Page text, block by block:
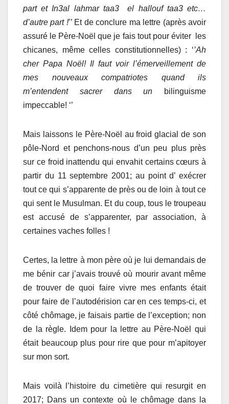
part et In3al lahmar taa3 el hallouf taa3 etc…
d’autre part !’’ Et de conclure ma lettre (après avoir
assuré le Père-Noël que je fais tout pour éviter les
chicanes, même celles constitutionnelles) : ‘’Ah
cher Papa Noël! Il faut voir l’émerveillement de
mes nouveaux compatriotes quand ils
m’entendent sacrer dans un
bilinguisme
impeccable! ‘’
Mais laissons le Père-Noël au froid glacial de son
pôle-Nord et penchons-nous d’un peu plus près
sur ce froid inattendu qui envahit certains cœurs à
partir du 11 septembre 2001; au point d’ exécrer
tout ce qui s’apparente de près ou de loin à tout ce
qui sent le Musulman. Et du coup, tous le troupeau
est accusé de s’apparenter, par association, à
certaines vaches folles !
Certes, la lettre à mon père où je lui demandais de
me bénir car j’avais trouvé où mourir avant même
de trouver de quoi faire vivre mes enfants était
pour faire de l’autodérision car en ces temps-ci, et
côté chômage, je faisais partie de l’exception; non
de la règle. Idem pour la lettre au Père-Noël qui
était beaucoup plus pour rire que pour m’apitoyer
sur mon sort.
Mais voilà l’histoire du cimetière qui resurgit en
2017; Dans un contexte où le chômage dans la